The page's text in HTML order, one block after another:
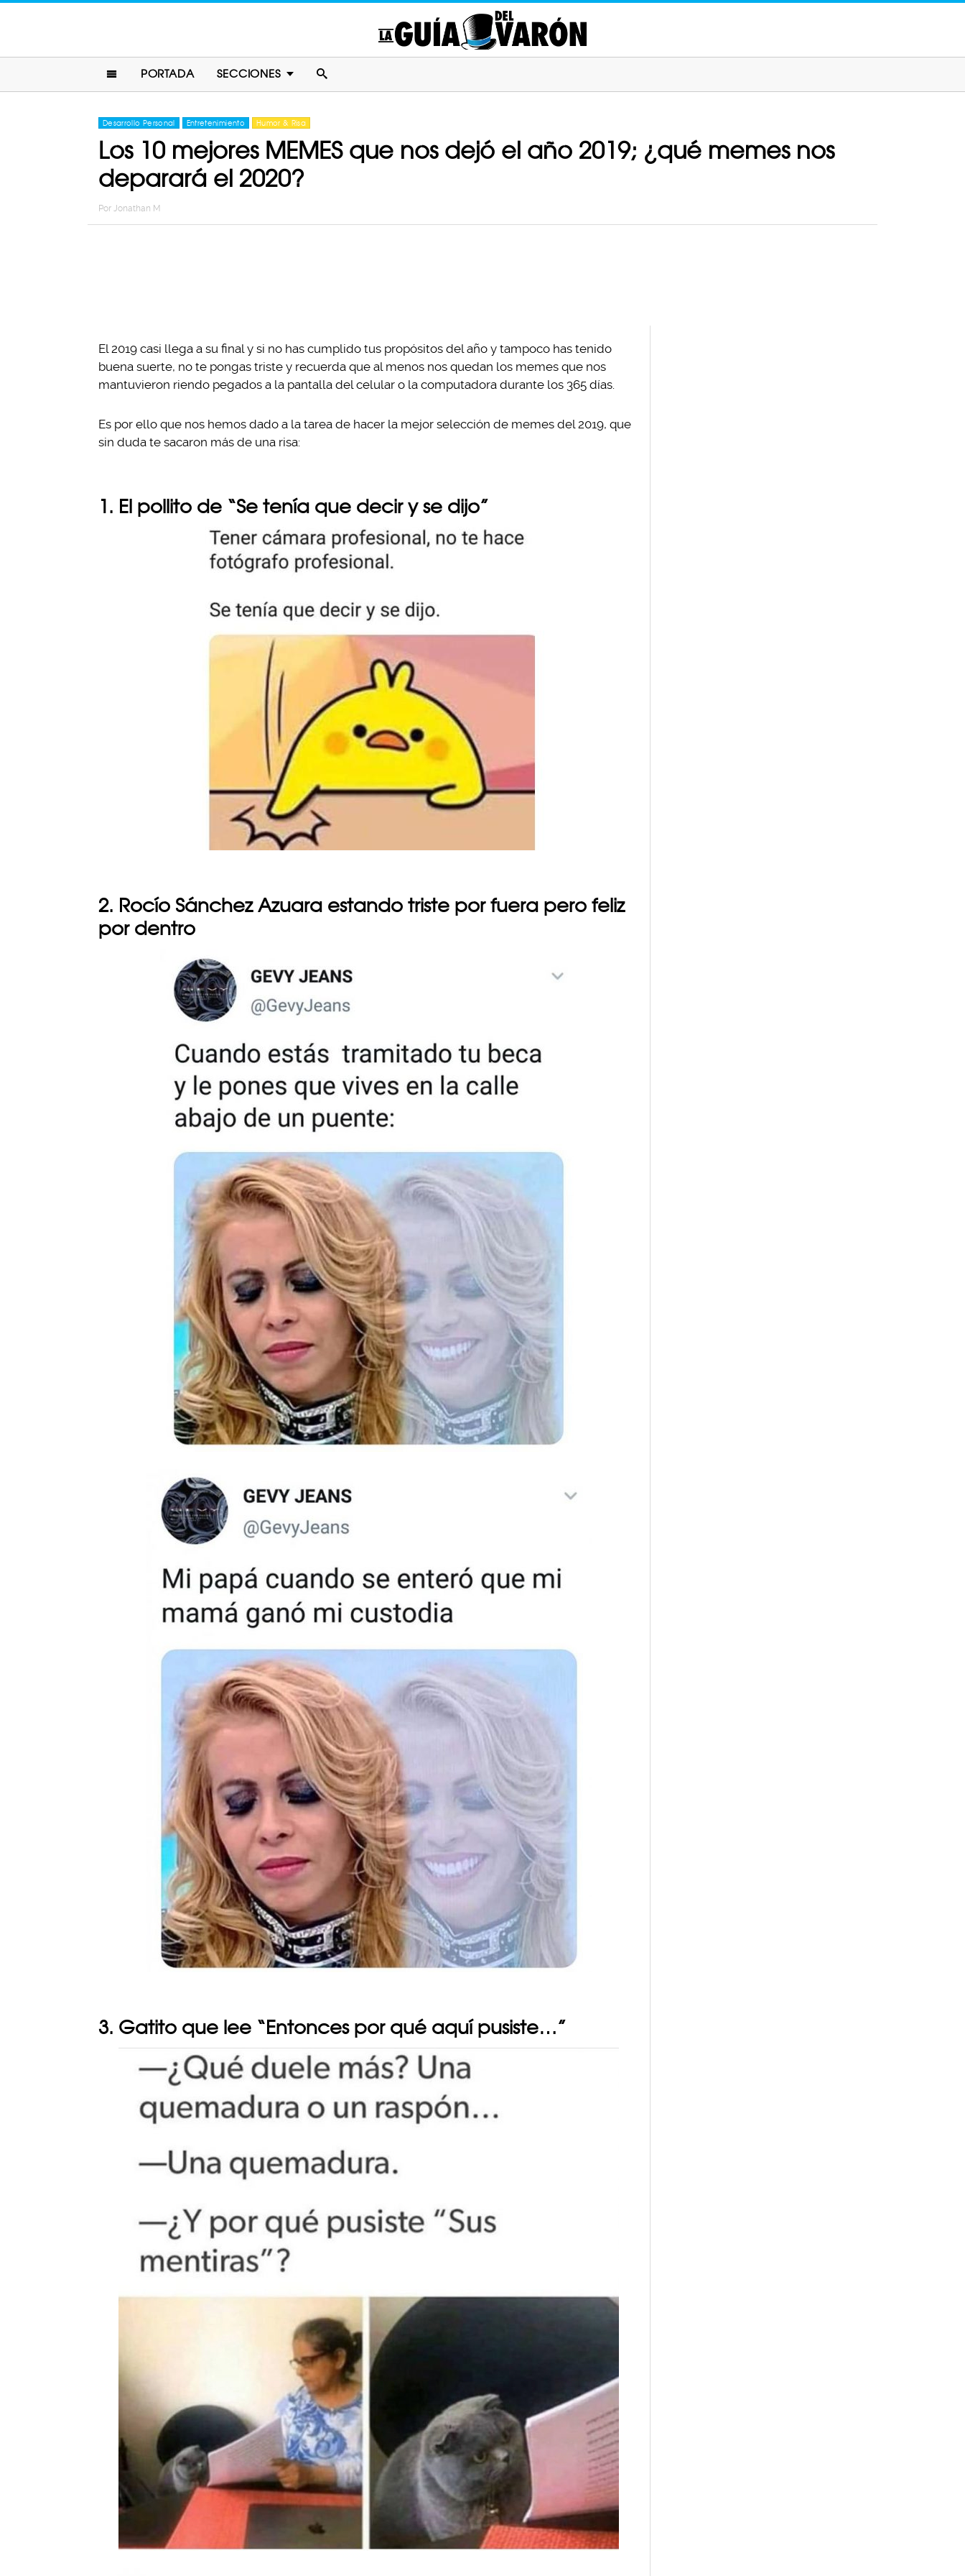
PORTADA SECCIONES
Desarrollo Personal Entretenimiento Humor & Risa
Los 10 mejores MEMES que nos dejó el año 2019; ¿qué memes nos
deparará el 2020?
Por Jonathan M
El 2019 casi llega a su final y si no has cumplido tus propósitos del año y tampoco has tenido
buena suerte, no te pongas triste y recuerda que al menos nos quedan los memes que nos
mantuvieron riendo pegados a la pantalla del celular o la computadora durante los 365 días.
Es por ello que nos hemos dado a la tarea de hacer la mejor selección de memes del 2019, que
sin duda te sacaron más de una risa:
1. El pollito de “Se tenía que decir y se dijo”
2. Rocío Sánchez Azuara estando triste por fuera pero feliz
por dentro
3. Gatito que lee “Entonces por qué aquí pusiste…”